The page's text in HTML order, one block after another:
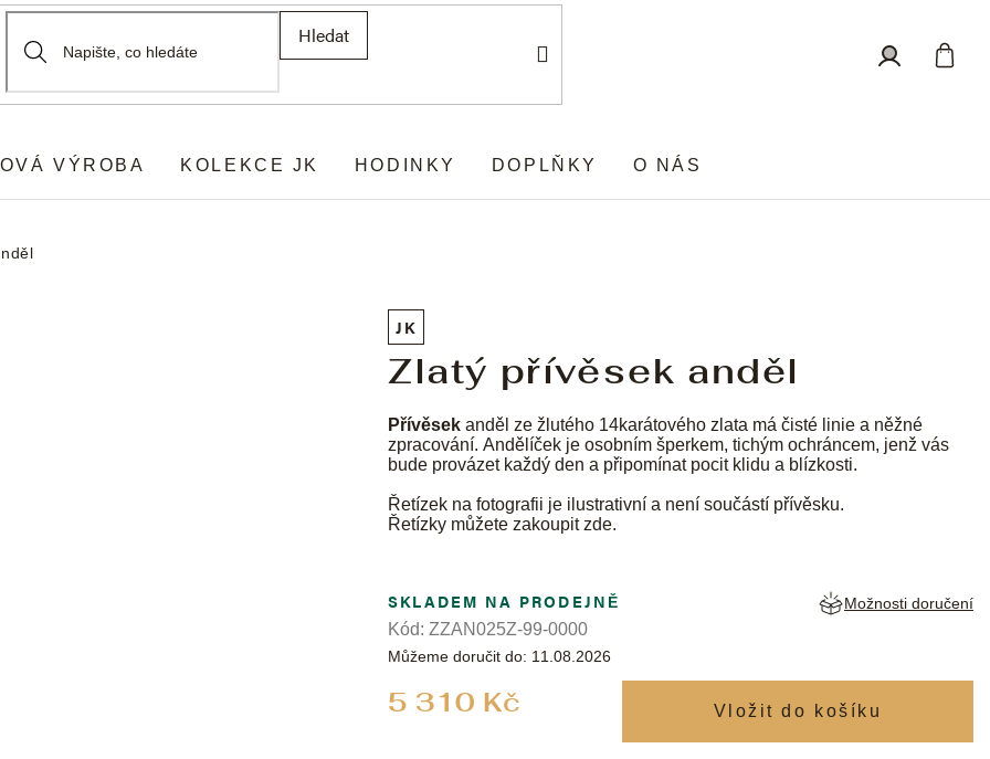
Hledat
VÝROBA KOLEKCE JK HODINKY DOPLŇKY O NÁS
JK
Zlatý přívěsek anděl
Přívěsek anděl ze žlutého 14karátového zlata má čisté linie a něžné
zpracování. Andělíček je osobním šperkem, tichým ochráncem, jenž vás
bude provázet každý den a připomínat pocit klidu a blízkosti.
Řetízek na fotografii je ilustrativní a není součástí přívěsku.
Řetízky můžete zakoupitzde.
5 310 Kč
SKLADEM NA PRODEJNĚ
Můžeme doručit do: 11.08.2026
Možnosti doručení
Kód: ZZAN025Z-99-0000